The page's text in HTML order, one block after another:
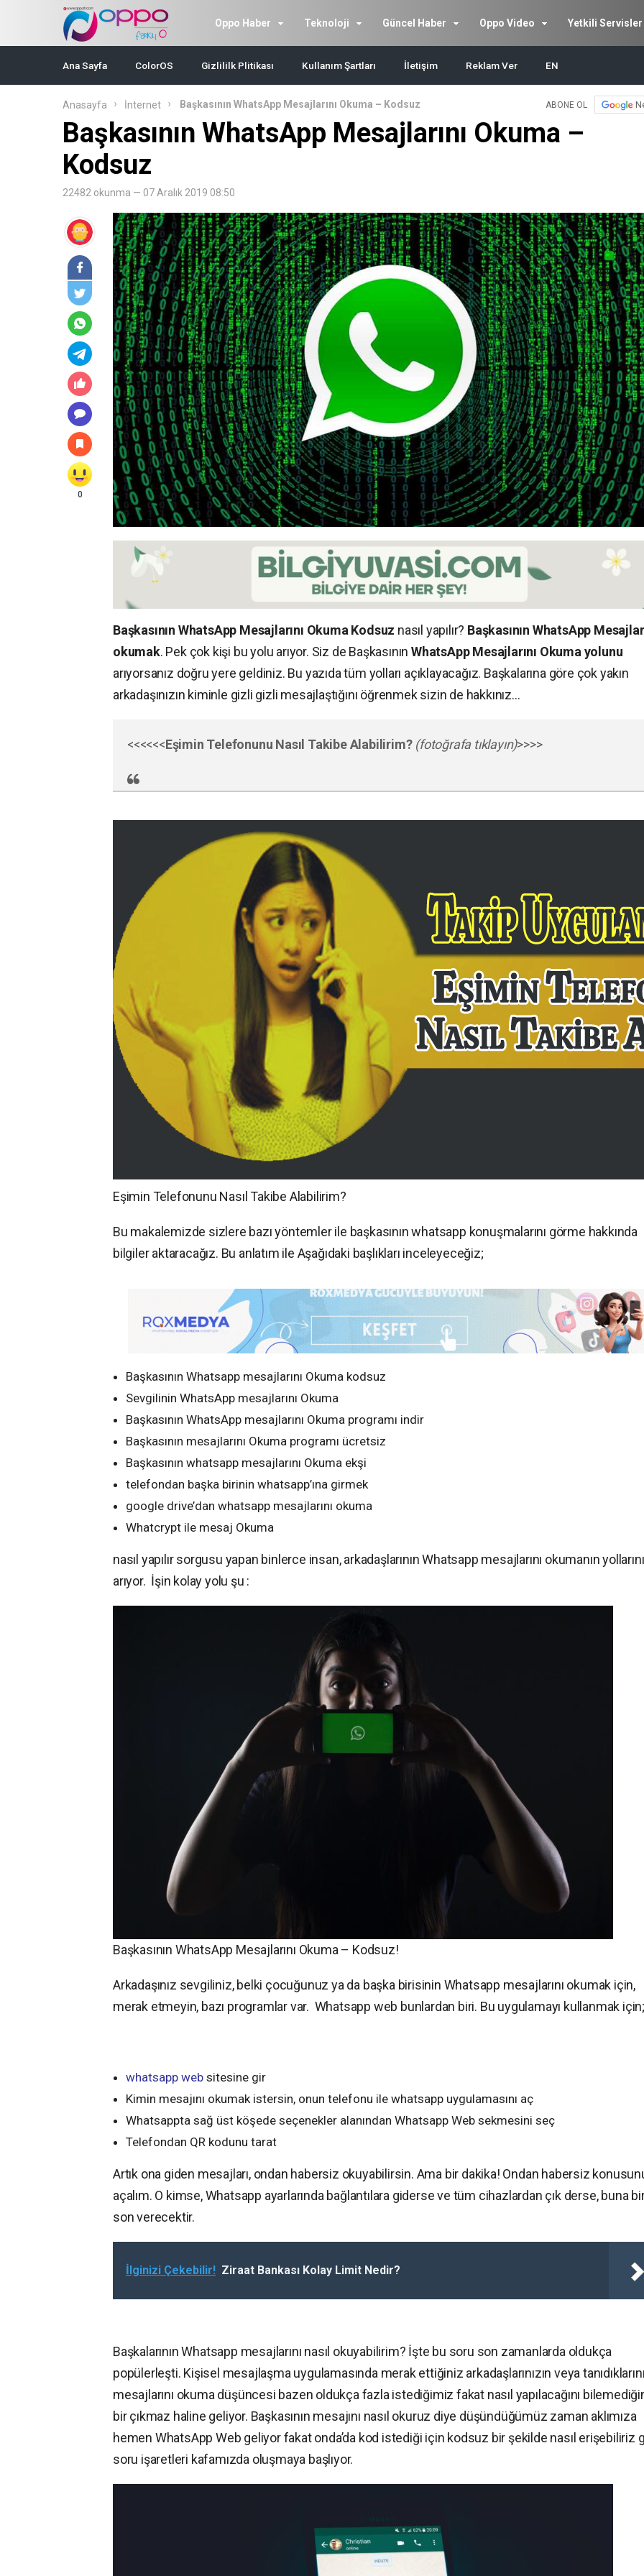
Oppo Haber Teknoloji Güncel Haber Oppo Video Yetkili Servisler
Ana Sayfa ColorOS Gizlililk Plitikası Kullanım Şartları İletişim Reklam Ver EN
Anasayfa İnternet Başkasının WhatsApp Mesajlarını Okuma – Kodsuz ABONE OL
Başkasının WhatsApp Mesajlarını Okuma –
Kodsuz
22482 okunma — 07 Aralık 2019 08:50
0
Başkasının WhatsApp Mesajlarını Okuma Kodsuz nasıl yapılır? Başkasının WhatsApp
okumak. Pek çok kişi bu yolu arıyor. Siz de BaşkasınınWhatsApp Mesajlarını Okuma yolunu
arıyorsanız doğru yere geldiniz. Bu yazıda tüm yolları açıklayacağız. Başkalarına göre çok yakın
arkadaşınızın kiminle gizli gizli mesajlaştığını öğrenmek sizin de hakkınız…
<<<<<<Eşimin Telefonunu Nasıl Takibe Alabilirim? (fotoğrafa tıklayın)>>>>
Eşimin Telefonunu Nasıl Takibe Alabilirim?
Bu makalemizde sizlere bazı yöntemler ile başkasının whatsapp konuşmalarını görme hakkında
bilgiler aktaracağız. Bu anlatım ile Aşağıdaki başlıkları inceleyeceğiz;
Başkasının Whatsapp mesajlarını Okuma kodsuz
Sevgilinin WhatsApp mesajlarını Okuma
Başkasının WhatsApp mesajlarını Okuma programı indir
Başkasının mesajlarını Okuma programı ücretsiz
Başkasının whatsapp mesajlarını Okuma ekşi
telefondan başka birinin whatsapp’ına girmek
google drive’dan whatsapp mesajlarını okuma
Whatcrypt ile mesaj Okuma
nasıl yapılır sorgusu yapan binlerce insan, arkadaşlarının Whatsapp mesajlarını okumanın yollarını
arıyor. İşin kolay yolu şu :
Başkasının WhatsApp Mesajlarını Okuma – Kodsuz!
Arkadaşınız sevgiliniz, belki çocuğunuz ya da başka birisinin Whatsapp mesajlarını okumak için,
merak etmeyin, bazı programlar var. Whatsapp web bunlardan biri. Bu uygulamayı kullanmak için;
whatsapp web sitesine gir
Kimin mesajını okumak istersin, onun telefonu ile whatsapp uygulamasını aç
Whatsappta sağ üst köşede seçenekler alanından Whatsapp Web sekmesini seç
Telefondan QR kodunu tarat
Artık ona giden mesajları, ondan habersiz okuyabilirsin. Ama bir dakika! Ondan habersiz
açalım. O kimse, Whatsapp ayarlarında bağlantılara giderse ve tüm cihazlardan çık derse, buna
son verecektir.
İlginizi Çekebilir! Ziraat Bankası Kolay Limit Nedir?
Başkalarının Whatsapp mesajlarını nasıl okuyabilirim? İşte bu soru son zamanlarda oldukça
popülerleşti. Kişisel mesajlaşma uygulamasında merak ettiğiniz arkadaşlarınızın veya
mesajlarını okuma düşüncesi bazen oldukça fazla istediğimiz fakat nasıl yapılacağını
bir çıkmaz haline geliyor. Başkasının mesajını nasıl okuruz diye düşündüğümüz zaman aklımıza
hemen WhatsApp Web geliyor fakat onda’da kod istediği için kodsuz bir şekilde nasıl erişebiliriz
soru işaretleri kafamızda oluşmaya başlıyor.